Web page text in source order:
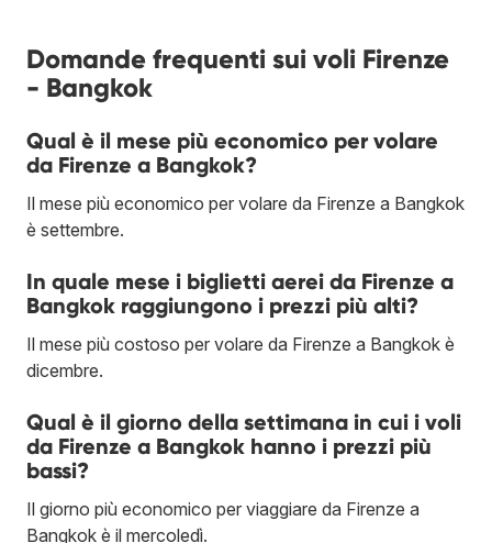
Domande frequenti sui voli Firenze
- Bangkok
Qual è il mese più economico per volare
da Firenze a Bangkok?
Il mese più economico per volare da Firenze a Bangkok
è settembre.
In quale mese i biglietti aerei da Firenze a
Bangkok raggiungono i prezzi più alti?
Il mese più costoso per volare da Firenze a Bangkok è
dicembre.
Qual è il giorno della settimana in cui i voli
da Firenze a Bangkok hanno i prezzi più
bassi?
Il giorno più economico per viaggiare da Firenze a
Bangkok è il mercoledì.